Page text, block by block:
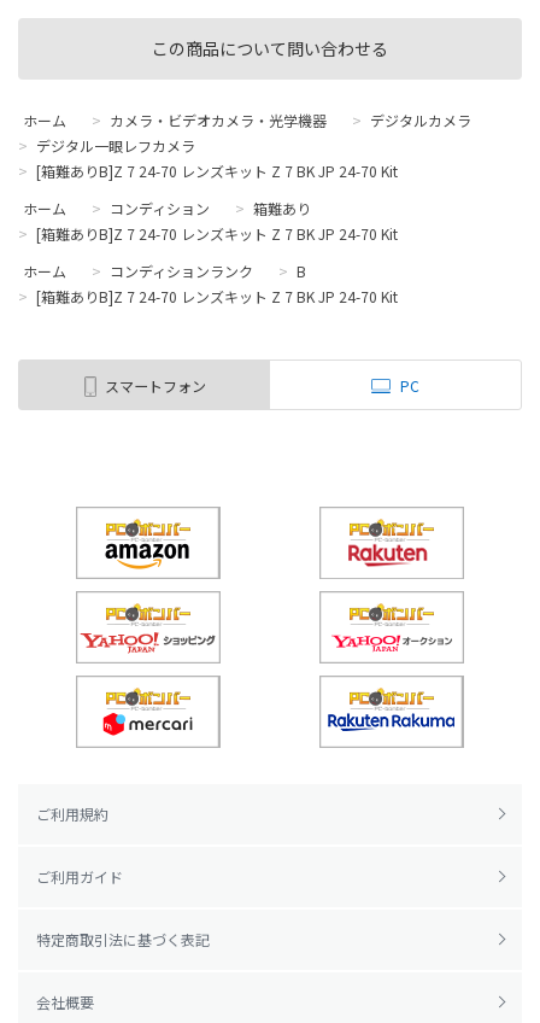
この商品について問い合わせる
ホーム > カメラ・ビデオカメラ・光学機器 > デジタルカメラ
> デジタル一眼レフカメラ
> [箱難ありB]Z 7 24-70 レンズキット Z 7 BK JP 24-70 Kit
ホーム
> コンディション > 箱難あり
> [箱難ありB]Z 7 24-70 レンズキット Z 7 BK JP 24-70 Kit
ホーム
> コンディションランク > B
> [箱難ありB]Z 7 24-70 レンズキット Z 7 BK JP 24-70 Kit
スマートフォン PC
ご利用規約
ご利用ガイド
特定商取引法に基づく表記
会社概要